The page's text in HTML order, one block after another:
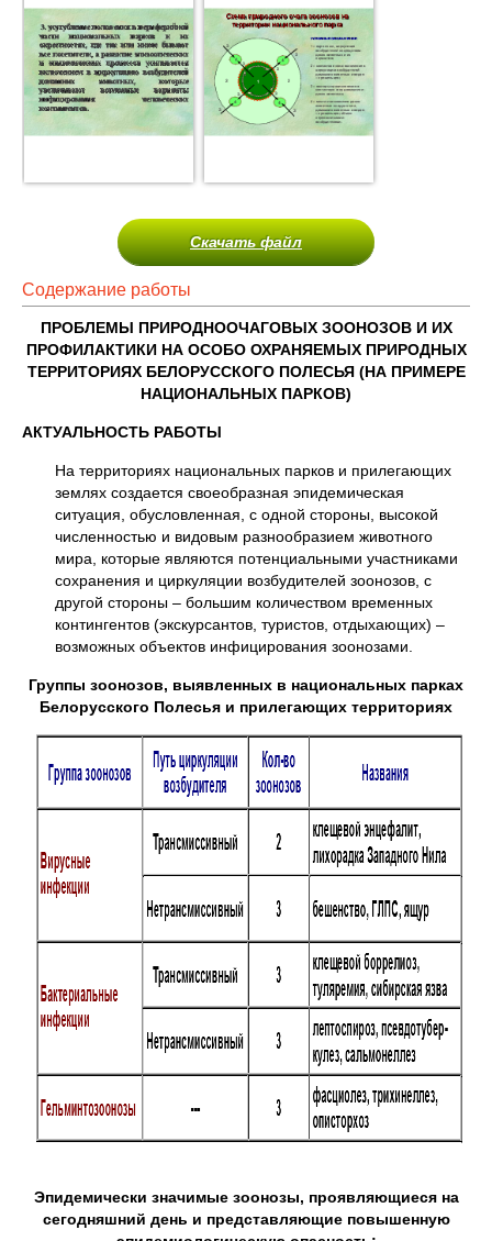
Скачать файл
Содержание работы
ПРОБЛЕМЫ ПРИРОДНООЧАГОВЫХ ЗООНОЗОВ И ИХ
ПРОФИЛАКТИКИ НА ОСОБО ОХРАНЯЕМЫХ ПРИРОДНЫХ
ТЕРРИТОРИЯХ БЕЛОРУССКОГО ПОЛЕСЬЯ (НА ПРИМЕРЕ
НАЦИОНАЛЬНЫХ ПАРКОВ)
АКТУАЛЬНОСТЬ РАБОТЫ
На территориях национальных парков и прилегающих
землях создается своеобразная эпидемическая
ситуация, обусловленная, с одной стороны, высокой
численностью и видовым разнообразием животного
мира, которые являются потенциальными участниками
сохранения и циркуляции возбудителей зоонозов, с
другой стороны – большим количеством временных
контингентов (экскурсантов, туристов, отдыхающих) –
возможных объектов инфицирования зоонозами.
Группы зоонозов, выявленных в национальных парках
Белорусского Полесья и прилегающих территориях
Эпидемически значимые зоонозы, проявляющиеся на
сегодняшний день и представляющие повышенную